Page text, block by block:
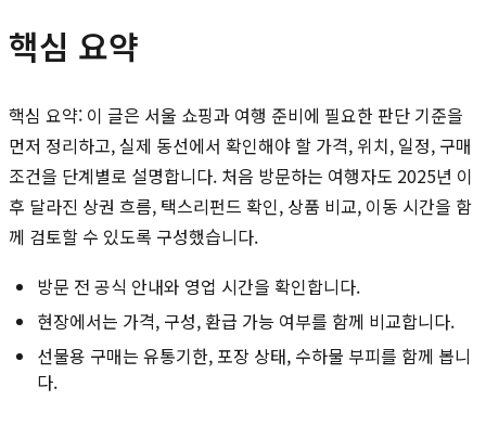
핵심 요약
핵심 요약: 이 글은 서울 쇼핑과 여행 준비에 필요한 판단 기준을
먼저 정리하고, 실제 동선에서 확인해야 할 가격, 위치, 일정, 구매
조건을 단계별로 설명합니다. 처음 방문하는 여행자도 2025년 이
후 달라진 상권 흐름, 택스리펀드 확인, 상품 비교, 이동 시간을 함
께 검토할 수 있도록 구성했습니다.
방문 전 공식 안내와 영업 시간을 확인합니다.
현장에서는 가격, 구성, 환급 가능 여부를 함께 비교합니다.
선물용 구매는 유통기한, 포장 상태, 수하물 부피를 함께 봅니
다.